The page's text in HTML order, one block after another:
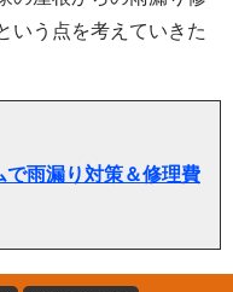
いう点を考えていきた
で雨漏り対策＆修理費